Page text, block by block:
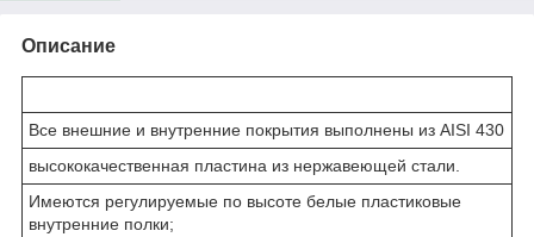
Описание
Все внешние и внутренние покрытия выполнены из AISI 430
высококачественная пластина из нержавеющей стали.
Имеются регулируемые по высоте белые пластиковые
внутренние полки;